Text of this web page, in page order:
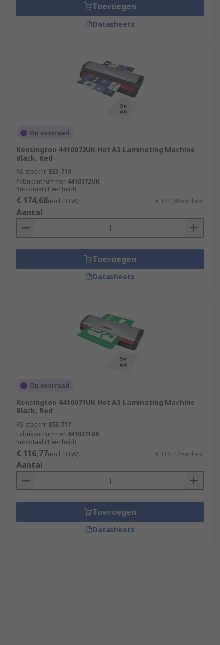
Toevoegen
Datasheets
Op voorraad
Kensington 4410072UK Hot A3 Laminating Machine
Black, Red
RS-stocknr. 853-718
Fabrikantnummer 4410072UK
Subtotaal (1 eenheid)
€ 174,68(excl. BTW) € 174,68/eenheid
Aantal
Toevoegen
Datasheets
Op voorraad
Kensington 4410071UK Hot A3 Laminating Machine
Black, Red
RS-stocknr. 853-717
Fabrikantnummer 4410071UK
Subtotaal (1 eenheid)
€ 116,77(excl. BTW) € 116,77/eenheid
Aantal
Toevoegen
Datasheets